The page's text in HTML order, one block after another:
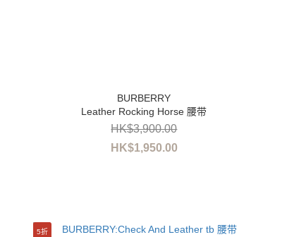
Leather Rocking Horse 腰带
HK$1,950.00
HK$3,900.00
5折